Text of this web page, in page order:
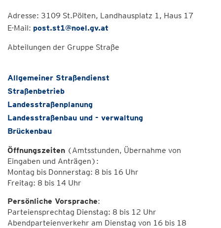
Adresse: 3109 St.Pölten, Landhausplatz 1, Haus 17
E-Mail: post.st1@noel.gv.at
Abteilungen der Gruppe Straße
Allgemeiner Straßendienst
Straßenbetrieb
Landesstraßenplanung
Landesstraßenbau und - verwaltung
Brückenbau
Öffnungszeiten (Amtsstunden, Übernahme von
Eingaben und Anträgen):
Montag bis Donnerstag: 8 bis 16 Uhr
Freitag: 8 bis 14 Uhr
Persönliche Vorsprache:
Parteiensprechtag Dienstag: 8 bis 12 Uhr
Abendparteienverkehr am Dienstag von 16 bis 18